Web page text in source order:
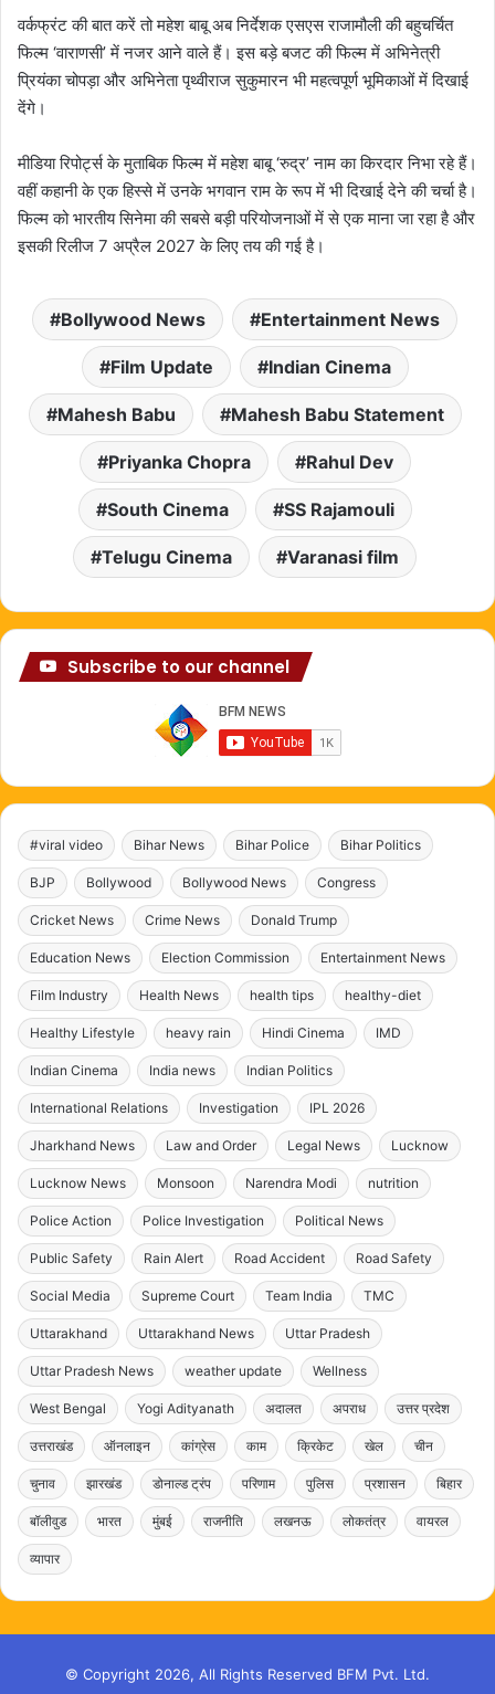
वर्कफ्रंट की बात करें तो महेश बाबू अब निर्देशक एसएस राजामौली की बहुचर्चित
फिल्म ‘वाराणसी’ में नजर आने वाले हैं। इस बड़े बजट की फिल्म में अभिनेत्री
प्रियंका चोपड़ा और अभिनेता पृथ्वीराज सुकुमारन भी महत्वपूर्ण भूमिकाओं में दिखाई
देंगे।
मीडिया रिपोर्ट्स के मुताबिक फिल्म में महेश बाबू ‘रुद्र’ नाम का किरदार निभा रहे हैं।
वहीं कहानी के एक हिस्से में उनके भगवान राम के रूप में भी दिखाई देने की चर्चा है।
फिल्म को भारतीय सिनेमा की सबसे बड़ी परियोजनाओं में से एक माना जा रहा है और
इसकी रिलीज 7 अप्रैल 2027 के लिए तय की गई है।
Bollywood News Entertainment News
Film Update Indian Cinema
Mahesh Babu Mahesh Babu Statement
Priyanka Chopra Rahul Dev
South Cinema SS Rajamouli
Telugu Cinema Varanasi film
Subscribe to our channel
#viral video Bihar News Bihar Police Bihar Politics
BJP Bollywood Bollywood News Congress
Cricket News Crime News Donald Trump
Education News Election Commission Entertainment News
Film Industry Health News health tips healthy-diet
Healthy Lifestyle heavy rain Hindi Cinema IMD
Indian Cinema India news Indian Politics
International Relations Investigation IPL 2026
Jharkhand News Law and Order Legal News Lucknow
Lucknow News Monsoon Narendra Modi nutrition
Police Action Police Investigation Political News
Public Safety Rain Alert Road Accident Road Safety
Social Media Supreme Court Team India TMC
Uttarakhand Uttarakhand News Uttar Pradesh
Uttar Pradesh News weather update Wellness
West Bengal Yogi Adityanath अदालत अपराध उत्तर प्रदेश
उत्तराखंड ऑनलाइन कांग्रेस काम क्रिकेट खेल चीन
चुनाव झारखंड डोनाल्ड ट्रंप परिणाम पुलिस प्रशासन बिहार
बॉलीवुड भारत मुंबई राजनीति लखनऊ लोकतंत्र वायरल
व्यापार
© Copyright 2026, All Rights Reserved BFM Pvt. Ltd.